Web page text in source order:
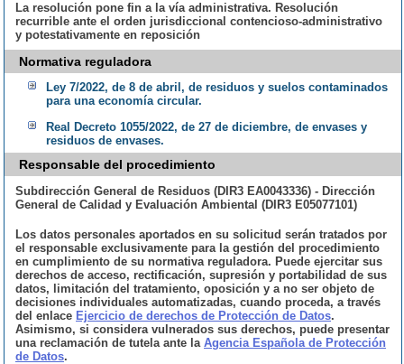
La resolución pone fin a la vía administrativa. Resolución
recurrible ante el orden jurisdiccional contencioso-administrativo
y potestativamente en reposición
Normativa reguladora
Ley 7/2022, de 8 de abril, de residuos y suelos contaminados
para una economía circular.
Real Decreto 1055/2022, de 27 de diciembre, de envases y
residuos de envases.
Responsable del procedimiento
Subdirección General de Residuos (DIR3 EA0043336) - Dirección
General de Calidad y Evaluación Ambiental (DIR3 E05077101)
Los datos personales aportados en su solicitud serán tratados por
el responsable exclusivamente para la gestión del procedimiento
en cumplimiento de su normativa reguladora. Puede ejercitar sus
derechos de acceso, rectificación, supresión y portabilidad de sus
datos, limitación del tratamiento, oposición y a no ser objeto de
decisiones individuales automatizadas, cuando proceda, a través
del enlace Ejercicio de derechos de Protección de Datos.
Asimismo, si considera vulnerados sus derechos, puede presentar
una reclamación de tutela ante la Agencia Española de Protección
de Datos.